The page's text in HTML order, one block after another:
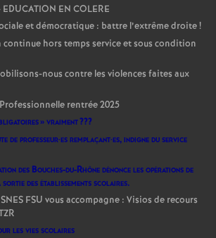
EN COLERE
et démocratique : battre l’extrême droite!
hors temps service et sous condition
nous contre les violences faites aux
rentrée 2025
» vraiment???
de professeur·es remplaçant·es, indigne du service
des Bouches-du-Rhône dénonce les opérations de
des établissements scolaires.
FSU vous accompagne : Visios de recours
les vies scolaires